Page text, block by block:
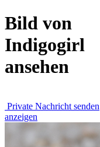
Bild von
Indigogirl
ansehen
Private Nachricht senden
anzeigen